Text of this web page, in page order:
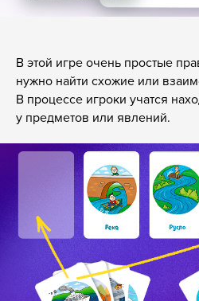
В этой игре очень простые
нужно найти схожие или
В процессе игроки учатся
у предметов или явлений.